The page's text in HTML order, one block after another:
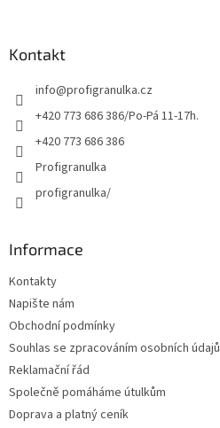
Kontakt
info@profigranulka.cz
+420 773 686 386/Po-Pá 11-17h.
+420 773 686 386
Profigranulka
profigranulka/
Informace
Kontakty
Napište nám
Obchodní podmínky
Souhlas se zpracováním osobních údajů
Reklamační řád
Společně pomáháme útulkům
Doprava a platný ceník